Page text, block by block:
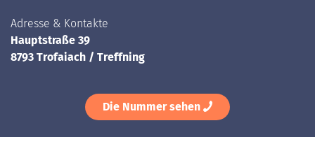
Adresse & Kontakte
Hauptstraße 39
8793 Trofaiach / Treffning
Die Nummer sehen